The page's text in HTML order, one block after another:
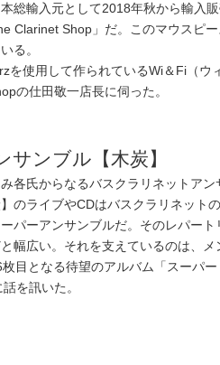
総輸入元として2018年秋から輸入
Clarinet Shop」だ。このマウスピ
る。
を使用して作られているWi＆Fi（ウ
の仕田敬一店長に伺った。
ンブル【木炭】
各氏からなるバスクラリネットアン
のライブやCDはバスクラリネット
パーアンサンブルだ。そのレパート
幅広い。それを支えているのは、メ
目となる待望のアルバム「スーパー
を訊いた。